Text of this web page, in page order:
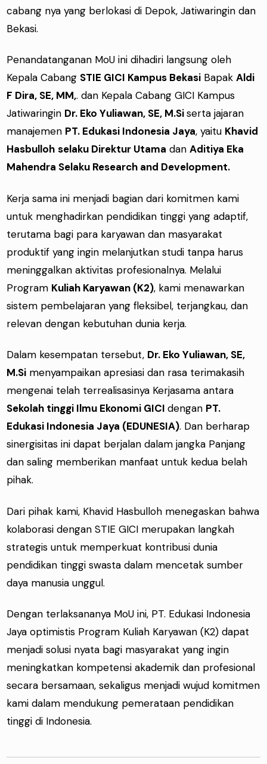
cabang nya yang berlokasi di Depok, Jatiwaringin dan
Bekasi.
Penandatanganan MoU ini dihadiri langsung oleh
Kepala Cabang STIE GICI Kampus Bekasi BapakAldi
F Dira, SE, MM,. dan Kepala Cabang GICI Kampus
Jatiwaringin Dr. Eko Yuliawan, SE, M.Siserta jajaran
manajemen PT. Edukasi Indonesia Jaya, yaitu Khavid
Hasbulloh selaku Direktur Utama danAditiya Eka
Mahendra Selaku Research and Development.
Kerja sama ini menjadi bagian dari komitmen kami
untuk menghadirkan pendidikan tinggi yang adaptif,
terutama bagi para karyawan dan masyarakat
produktif yang ingin melanjutkan studi tanpa harus
meninggalkan aktivitas profesionalnya. Melalui
Program Kuliah Karyawan (K2), kami menawarkan
sistem pembelajaran yang fleksibel, terjangkau, dan
relevan dengan kebutuhan dunia kerja.
Dalam kesempatan tersebut, Dr. Eko Yuliawan, SE,
M.Si menyampaikan apresiasi dan rasa terimakasih
mengenai telah terrealisasinya Kerjasama antara
Sekolah tinggi Ilmu Ekonomi GICIdengan PT.
Edukasi Indonesia Jaya (EDUNESIA). Dan berharap
sinergisitas ini dapat berjalan dalam jangka Panjang
dan saling memberikan manfaat untuk kedua belah
pihak.
Dari pihak kami, Khavid Hasbulloh menegaskan bahwa
kolaborasi dengan STIE GICI merupakan langkah
strategis untuk memperkuat kontribusi dunia
pendidikan tinggi swasta dalam mencetak sumber
daya manusia unggul.
Dengan terlaksananya MoU ini, PT. Edukasi Indonesia
Jaya optimistis Program Kuliah Karyawan (K2) dapat
menjadi solusi nyata bagi masyarakat yang ingin
meningkatkan kompetensi akademik dan profesional
secara bersamaan, sekaligus menjadi wujud komitmen
kami dalam mendukung pemerataan pendidikan
tinggi di Indonesia.